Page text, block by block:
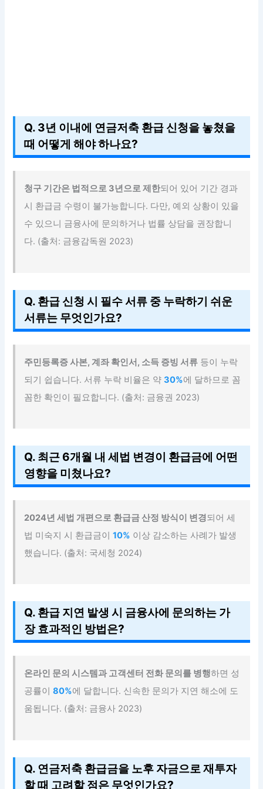
Q. 3년 이내에 연금저축 환급 신청을 놓쳤을
때 어떻게 해야 하나요?
청구 기간은 법적으로 3년으로 제한되어 있어 기간 경과
시 환급금 수령이 불가능합니다. 다만, 예외 상황이 있을
수 있으니 금융사에 문의하거나 법률 상담을 권장합니
다. (출처: 금융감독원 2023)
Q. 환급 신청 시 필수 서류 중 누락하기 쉬운
서류는 무엇인가요?
주민등록증 사본, 계좌 확인서, 소득 증빙 서류 등이 누락
되기 쉽습니다. 서류 누락 비율은 약30%에 달하므로 꼼
꼼한 확인이 필요합니다. (출처: 금융권 2023)
Q. 최근 6개월 내 세법 변경이 환급금에 어떤
영향을 미쳤나요?
2024년 세법 개편으로 환급금 산정 방식이 변경되어 세
법 미숙지 시 환급금이10% 이상 감소하는 사례가 발생
했습니다. (출처: 국세청 2024)
Q. 환급 지연 발생 시 금융사에 문의하는 가
장 효과적인 방법은?
온라인 문의 시스템과 고객센터 전화 문의를 병행하면 성
공률이80%에 달합니다. 신속한 문의가 지연 해소에 도
움됩니다. (출처: 금융사 2023)
Q. 연금저축 환급금을 노후 자금으로 재투자
할 때 고려할 점은 무엇인가요?